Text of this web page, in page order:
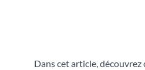
Dans cet article,